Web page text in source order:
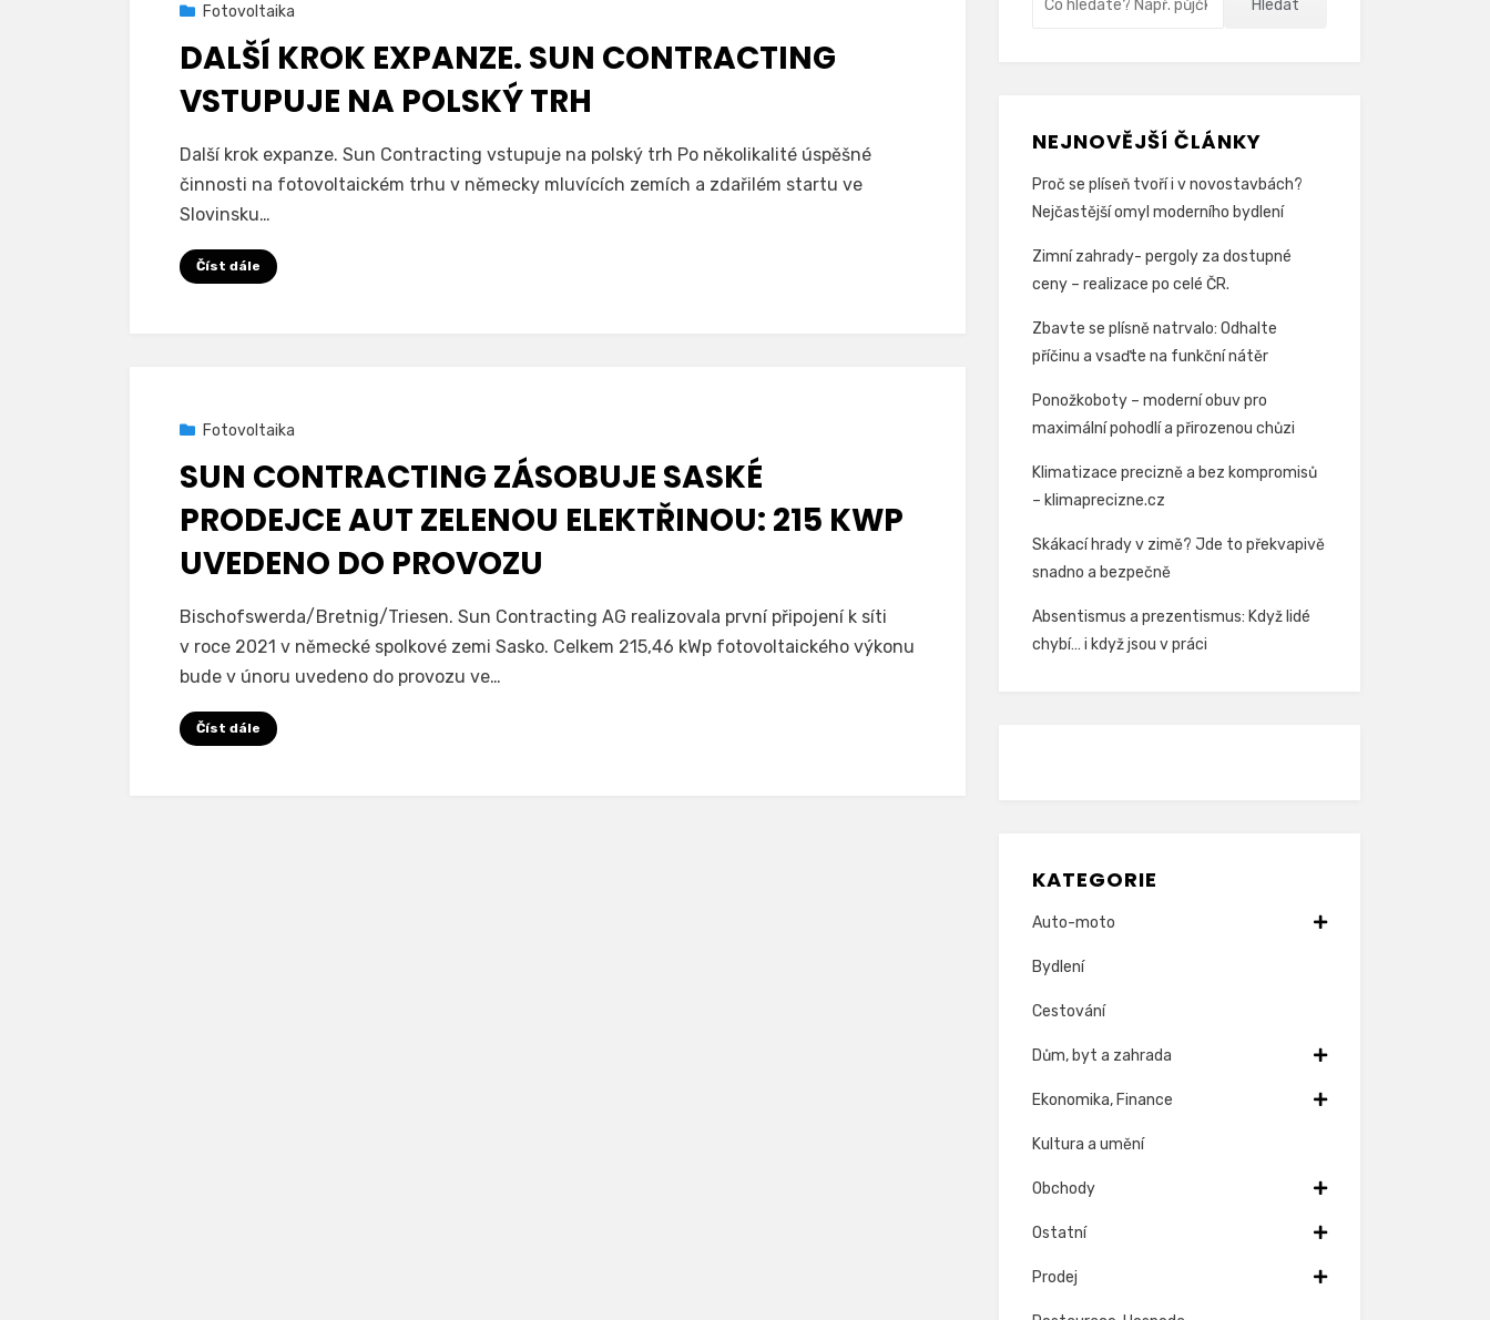
Zveřejněno
19. 10. 2022
Fotovoltaika
DALŠÍ KROK EXPANZE. SUN CONTRACTING
VSTUPUJE NA POLSKÝ TRH
AutorSunContracting
Přidat komentářna
Další
Další krok expanze. Sun Contracting vstupuje na polský trh Po několikalité úspěšné
činnosti na fotovoltaickém trhu v německy mluvících zemích a zdařilém startu ve
Slovinsku…
Číst dále
Zveřejněno
13. 5. 2021
Fotovoltaika
SUN CONTRACTING ZÁSOBUJE SASKÉ
PRODEJCE AUT ZELENOU ELEKTŘINOU: 215 KWP
UVEDENO DO PROVOZU
AutorSunContracting
Přidat komentářna
Bischofswerda/Bretnig/Triesen. Sun Contracting AG realizovala první připojení k síti
v roce 2021 v německé spolkové zemi Sasko. Celkem 215,46 kWp fotovoltaického výkonu
bude v únoru uvedeno do provozu ve…
Číst dále
Hledat
NEJNOVĚJŠÍ ČLÁNKY
Proč se plíseň tvoří i v novostavbách?
Nejčastější omyl moderního bydlení
Zimní zahrady- pergoly za dostupné
ceny – realizace po celé ČR.
Zbavte se plísně natrvalo: Odhalte
příčinu a vsaďte na funkční nátěr
Ponožkoboty – moderní obuv pro
maximální pohodlí a přirozenou chůzi
Klimatizace precizně a bez kompromisů
– klimaprecizne.cz
Skákací hrady v zimě? Jde to překvapivě
snadno a bezpečně
Absentismus a prezentismus: Když lidé
chybí… i když jsou v práci
KATEGORIE
Auto-moto
Bydlení
Cestování
Dům, byt a zahrada
Ekonomika, Finance
Kultura a umění
Obchody
Ostatní
Prodej